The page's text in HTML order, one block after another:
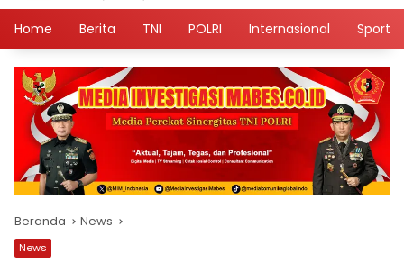
Home Berita TNI POLRI Internasional Sport
Beranda News
News